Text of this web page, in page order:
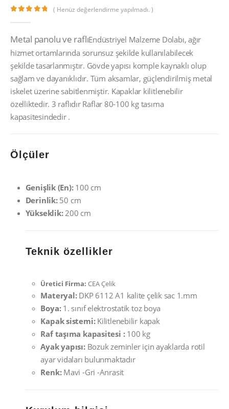
( Henüz değerlendirme yapılmadı. )
Metal panolu ve raflıEndüstriyel Malzeme Dolabı, ağır
hizmet ortamlarında sorunsuz şekilde kullanılabilecek
şekilde tasarlanmıştır. Gövde yapısı komple kaynaklı olup
sağlam ve dayanıklıdır. Tüm aksamlar, güçlendirilmiş metal
iskelet üzerine sabitlenmiştir. Kapaklar kilitlenebilir
özelliktedir. 3 raflıdır Raflar 80-100 kg tasıma
kapasitesindedir .
Ölçüler
Genişlik (En):100 cm
Derinlik:50 cm
Yükseklik:200 cm
Teknik özellikler
Üretici Firma: CEA Çelik
Materyal:DKP 6112 A1 kalite çelik sac 1.mm
Boya:1. sınıf elektrostatik toz boya
Kapak sistemi:Kilitlenebilir kapak
Raf taşıma kapasitesi : 100 kg
Ayak yapısı:Bozuk zeminler için ayaklarda rotil
ayar vidaları bulunmaktadır
Renk:Mavi -Gri -Anrasit